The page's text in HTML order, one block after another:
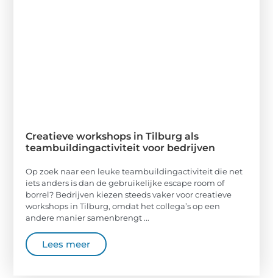
Creatieve workshops in Tilburg als
teambuildingactiviteit voor bedrijven
Op zoek naar een leuke teambuildingactiviteit die net
iets anders is dan de gebruikelijke escape room of
borrel? Bedrijven kiezen steeds vaker voor creatieve
workshops in Tilburg, omdat het collega’s op een
andere manier samenbrengt ...
Lees meer